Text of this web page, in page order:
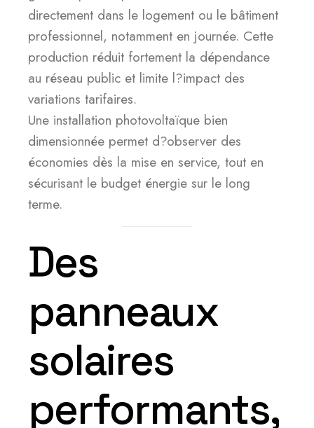
directement dans le logement ou le bâtiment
professionnel, notamment en journée. Cette
production réduit fortement la dépendance
au réseau public et limite l?impact des
variations tarifaires.
Une installation photovoltaïque bien
dimensionnée permet d?observer des
économies dès la mise en service, tout en
sécurisant le budget énergie sur le long
terme.
Des
panneaux
solaires
performants,